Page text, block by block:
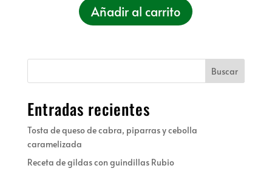
Añadir al carrito
Buscar
Entradas recientes
Tosta de queso de cabra, piparras y cebolla
caramelizada
Receta de gildas con guindillas Rubio